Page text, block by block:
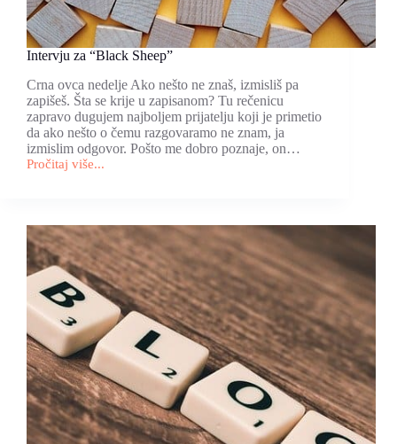
Intervju za “Black Sheep”
Crna ovca nedelje Ako nešto ne znaš, izmisliš pa
zapišeš. Šta se krije u zapisanom? Tu rečenicu
zapravo dugujem najboljem prijatelju koji je primetio
da ako nešto o čemu razgovaramo ne znam, ja
izmislim odgovor. Pošto me dobro poznaje, on…
Pročitaj više...
Intervju